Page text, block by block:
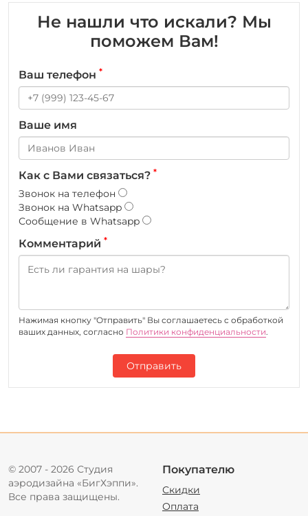
Не нашли что искали? Мы
поможем Вам!
Ваш телефон *
Ваше имя
Как с Вами связаться? *
Звонок на телефон
Звонок на Whatsapp
Сообщение в Whatsapp
Комментарий *
Нажимая кнопку "Отправить" Вы соглашаетесь c обработкой
ваших данных, согласно Политики конфиденциальности.
Отправить
© 2007 - 2026 Студия
аэродизайна «БигХэппи».
Все права защищены.
Покупателю
Скидки
Оплата